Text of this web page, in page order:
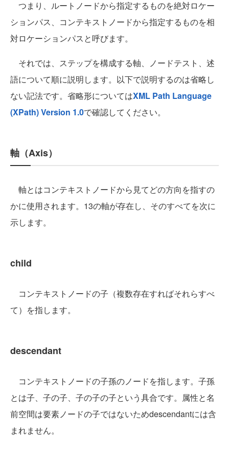
つまり、ルートノードから指定するものを絶対ロケー
ションパス、コンテキストノードから指定するものを相
対ロケーションパスと呼びます。
それでは、ステップを構成する軸、ノードテスト、述
語について順に説明します。以下で説明するのは省略し
ない記法です。省略形についてはXML Path Language
(XPath) Version 1.0で確認してください。
軸（Axis）
軸とはコンテキストノードから見てどの方向を指すの
かに使用されます。13の軸が存在し、そのすべてを次に
示します。
child
コンテキストノードの子（複数存在すればそれらすべ
て）を指します。
descendant
コンテキストノードの子孫のノードを指します。子孫
とは子、子の子、子の子の子という具合です。属性と名
前空間は要素ノードの子ではないためdescendantには含
まれません。